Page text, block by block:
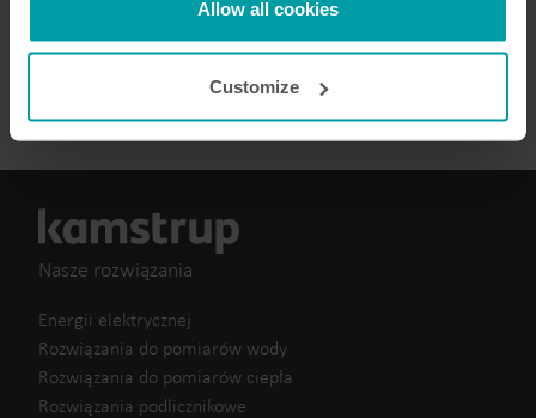
Kamstrup makes use of third-party cookies. A third-party
cookie is installed by someone other than us, such as
analysis programmes.
You can at any time change or withdraw your consent
Allow all cookies
Customize
Karta katalogowa(2)
Karta informacyjna(1)
Nasze rozwiązania
Energii elektrycznej
Rozwiązania do pomiarów wody
Rozwiązania do pomiarów ciepła
Rozwiązania podlicznikowe